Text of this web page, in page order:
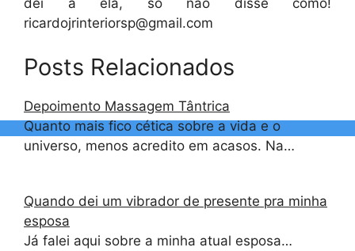
dei a ela, só não disse como!
ricardojrinteriorsp@gmail.com
Posts Relacionados
Depoimento Massagem Tântrica
Quanto mais fico cética sobre a vida e o
universo, menos acredito em acasos. Na…
Quando dei um vibrador de presente pra minha
esposa
Já falei aqui sobre a minha atual esposa…